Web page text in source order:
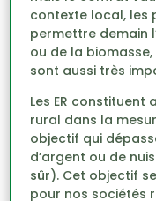
contexte local, les
permettre demain
ou de la
sont aussi très
Les ER constituent
rural dans la
objectif qui
d’argent ou de
sûr). Cet objectif
pour nos sociétés